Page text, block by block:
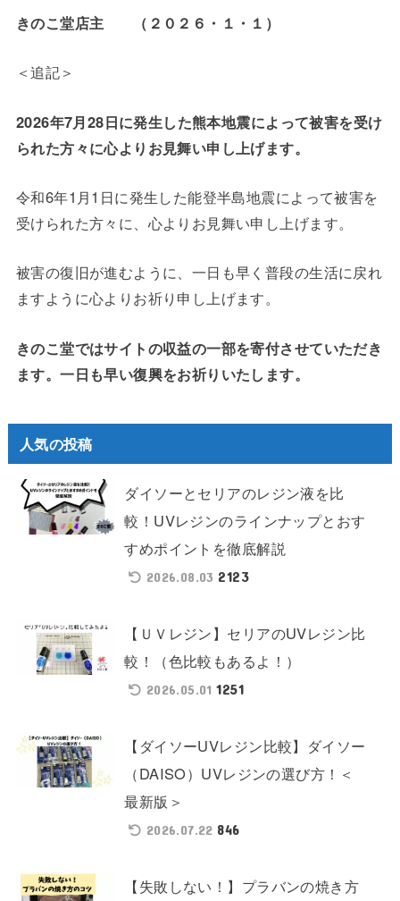
きのこ堂店主 （２０２６・１・１）
＜追記＞
2026年7月28日に発生した熊本地震によって被害を受け
られた方々に心よりお見舞い申し上げます。
令和6年1月1日に発生した能登半島地震によって被害を
受けられた方々に、心よりお見舞い申し上げます。
被害の復旧が進むように、一日も早く普段の生活に戻れ
ますように心よりお祈り申し上げます。
きのこ堂ではサイトの収益の一部を寄付させていただき
ます。一日も早い復興をお祈りいたします。
人気の投稿
ダイソーとセリアのレジン液を比
較！UVレジンのラインナップとおす
すめポイントを徹底解説
2026.08.03 2123
【ＵＶレジン】セリアのUVレジン比
較！（色比較もあるよ！）
2026.05.01 1251
【ダイソーUVレジン比較】ダイソー
（DAISO）UVレジンの選び方！＜
最新版＞
2026.07.22 846
【失敗しない！】プラバンの焼き方